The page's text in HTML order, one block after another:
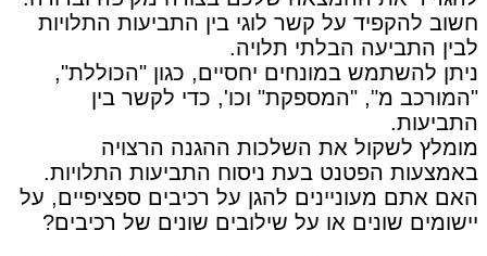
חשוב להקפיד על קשר לוגי בין התביעות התלויות
לבין התביעה הבלתי תלויה.
ניתן להשתמש במונחים יחסיים, כגון "הכוללת",
"המורכב מ", "המספקת" וכו', כדי לקשר בין
התביעות.
מומלץ לשקול את השלכות ההגנה הרצויה
באמצעות הפטנט בעת ניסוח התביעות התלויות.
האם אתם מעוניינים להגן על רכיבים ספציפיים, על
יישומים שונים או על שילובים שונים של רכיבים?